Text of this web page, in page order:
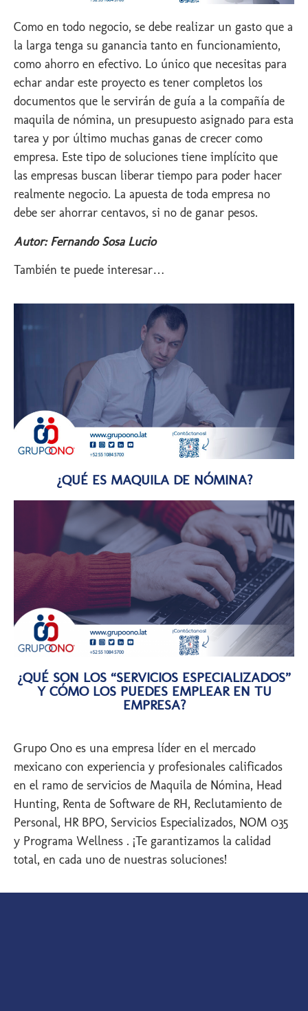
Como en todo negocio, se debe realizar un gasto que a
la larga tenga su ganancia tanto en funcionamiento,
como ahorro en efectivo. Lo único que necesitas para
echar andar este proyecto es tener completos los
documentos que le servirán de guía a la compañía de
maquila de nómina, un presupuesto asignado para esta
tarea y por último muchas ganas de crecer como
empresa. Este tipo de soluciones tiene implícito que
las empresas buscan liberar tiempo para poder hacer
realmente negocio. La apuesta de toda empresa no
debe ser ahorrar centavos, si no de ganar pesos.
Autor: Fernando Sosa Lucio
También te puede interesar…
¿QUÉ ES MAQUILA DE NÓMINA?
¿QUÉ SON LOS “SERVICIOS ESPECIALIZADOS”
Y CÓMO LOS PUEDES EMPLEAR EN TU
EMPRESA?
Grupo Ono es una empresa líder en el mercado
mexicano con experiencia y profesionales calificados
en el ramo de servicios de Maquila de Nómina, Head
Hunting, Renta de Software de RH, Reclutamiento de
Personal, HR BPO, Servicios Especializados, NOM 035
y Programa Wellness . ¡Te garantizamos la calidad
total, en cada uno de nuestras soluciones!